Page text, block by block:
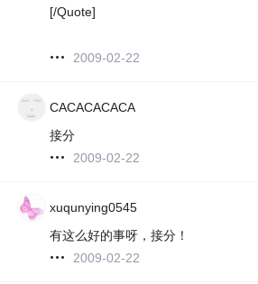
[/Quote]
2009-02-22
CACACACACA
接分
2009-02-22
xuqunying0545
有这么好的事呀，接分！
2009-02-22